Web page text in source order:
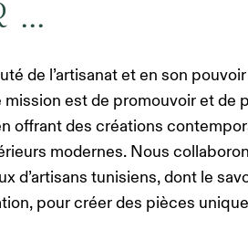
...
de l’artisanat et en son
est de promouvoir et de
offrant des créations
modernes. Nous
d’artisans tunisiens, dont le
pour créer des pièces